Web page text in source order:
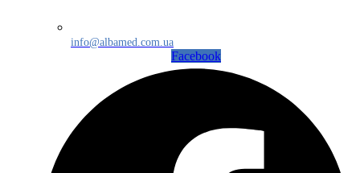
info@albamed.com.ua
Facebook